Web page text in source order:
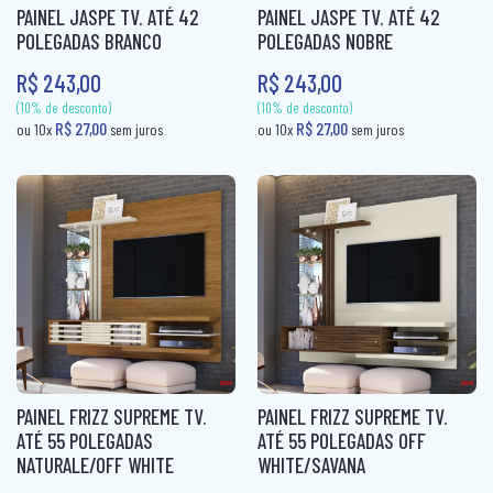
PANELEIRO
PANELEIRO AÇO
PRATO GIRATÓRIO
TORRE QUENTE
CAMA BOX SOLTEIRO
CAMA CASAL
CAMA INFANTIL
CAMA QUEEN
CAMA SOLTEIRO
COLCHÃO BABY
COLCHÃO CASAL
COLCHÃO CASAL MOLAS
COLCHÃO INFANTIL
COLCHÃO KING MOLAS
COLCHÂO QUEEN
(10% de desconto)
ou 10xR$ 99,80sem
PAINEL JASPE TV. ATÉ 42
POLEGADAS BRANCO
R$ 243,00
PAINEL JASPE TV. ATÉ 42
POLEGADAS NOBRE
R$ 243,00
PAINEL FRIZZ SUPREME TV.
ATÉ 55 POLEGADAS
NATURALE/OFF WHITE
PAINEL FRIZZ SUPREME TV.
ATÉ 55 POLEGADAS OFF
WHITE/SAVANA